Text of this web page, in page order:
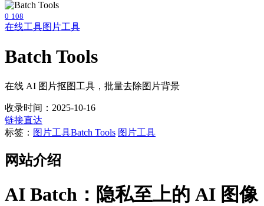
0 108
在线工具图片工具
Batch Tools
在线 AI 图片抠图工具，批量去除图片背景
收录时间：2025-10-16
链接直达
标签： 图片工具Batch Tools 图片工具
网站介绍
AI Batch：隐私至上的 AI 图像